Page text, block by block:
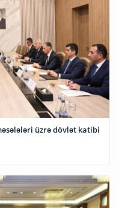
üzrə dövlət katibi